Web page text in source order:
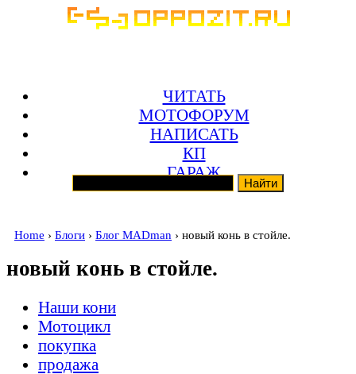
ЧИТАТЬ
МОТОФОРУМ
НАПИСАТЬ
КП
ГАРАЖ
Home › Блоги › Блог MADman › новый конь в стойле.
новый конь в стойле.
Наши кони
Мотоцикл
покупка
продажа